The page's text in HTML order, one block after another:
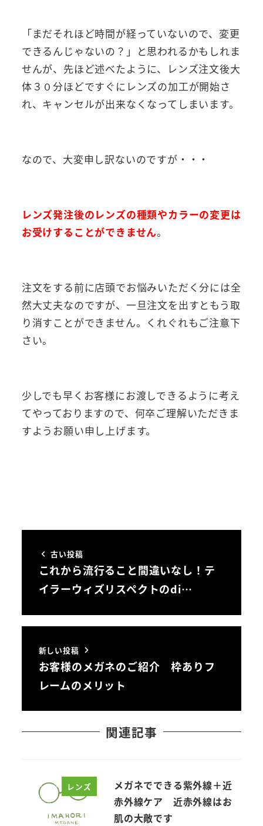
「まだそれほど時間が経っていないので、変更
できるんじゃないの？」と思われるかもしれま
せんが、先ほど述べたように、レンズ注文後大
体３０分ほどですぐにレンズの加工が開始さ
れ、キャンセルが出来なくなってしまいます。
なので、 大変申し訳ないのですが・・・
レンズ発注後のレンズの種類やカラーの変更は
お受けすることができません。
注文をする前に店頭でお悩みいただく分には全
然大丈夫なのですが、一旦注文を出すともう取
り消すことができません。くれぐれもご注意下
さい。
少しでも早くお客様にお渡しできるように考え
てやっておりますので、何卒ご理解いただきま
すようお願い申し上げます。
古い投稿
これから流行ること間違いなし！テ
イラーウィズリスペクトのdi…
新しい投稿
お客様のメガネのご紹介 枠ありフ
レームのメリット
関連記事
レンズ
メガネでできる紫外線＋近
赤外線ケア 近赤外線はお
肌の大敵です